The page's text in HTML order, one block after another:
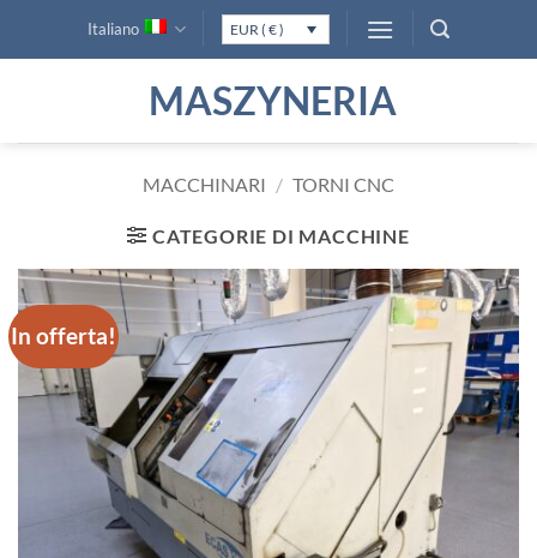
Italiano EUR ( € )
MASZYNERIA
MACCHINARI / TORNI CNC
CATEGORIE DI MACCHINE
In offerta!